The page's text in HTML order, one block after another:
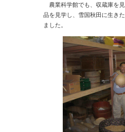
農業科学館でも、収蔵庫を
品を見学し、雪国秋田に生き
ました。